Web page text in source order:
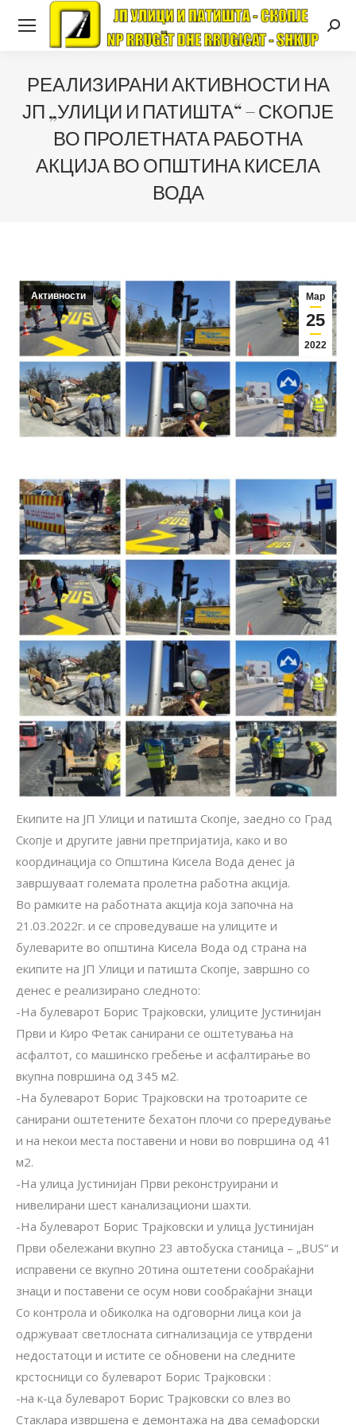
РЕАЛИЗИРАНИ АКТИВНОСТИ НА
ЈП „УЛИЦИ И ПАТИШТА“ – СКОПЈЕ
ВО ПРОЛЕТНАТА РАБОТНА
АКЦИЈА ВО ОПШТИНА КИСЕЛА
ВОДА
Мар
25
2022
Активности
Екипите на ЈП Улици и патишта Скопје, заедно со Град
Скопје и другите јавни претпријатија, како и во
координација со Општина Кисела Вода денес ја
завршуваат големата пролетна работна акција.
Во рамките на работната акција која започна на
21.03.2022г. и се спроведуваше на улиците и
булеварите во општина Кисела Вода од страна на
екипите на ЈП Улици и патишта Скопје, завршно со
денес е реализирано следното:
-На булеварот Борис Трајковски, улиците Јустинијан
Први и Киро Фетак санирани се оштетувања на
асфалтот, со машинско гребење и асфалтирање во
вкупна површина од 345 м2.
-На булеварот Борис Трајковски на тротоарите се
санирани оштетените бехатон плочи со прередување
и на некои места поставени и нови во површина од 41
м2.
-На улица Јустинијан Први реконструирани и
нивелирани шест канализациони шахти.
-На булеварот Борис Трајковски и улица Јустинијан
Први обележани вкупно 23 автобуска станица – „BUS“ и
исправени се вкупно 20тина оштетени сообраќајни
знаци и поставени се осум нови сообраќајни знаци
Со контрола и обиколка на одговорни лица кои ја
одржуваат светлосната сигнализација се утврдени
недостатоци и истите се обновени на следните
крстосници со булеварот Борис Трајковски :
-на к-ца булеварот Борис Трајковски со влез во
Стаклара извршена е демонтажа на два семафорски